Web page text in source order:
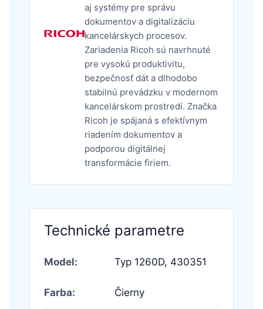
aj systémy pre správu
dokumentov a digitalizáciu
kancelárskych procesov.
Zariadenia Ricoh sú navrhnuté
pre vysokú produktivitu,
bezpečnosť dát a dlhodobo
stabilnú prevádzku v modernom
kancelárskom prostredí. Značka
Ricoh je spájaná s efektívnym
riadením dokumentov a
podporou digitálnej
transformácie firiem.
Technické parametre
Model: Typ 1260D, 430351
Farba: Čierny